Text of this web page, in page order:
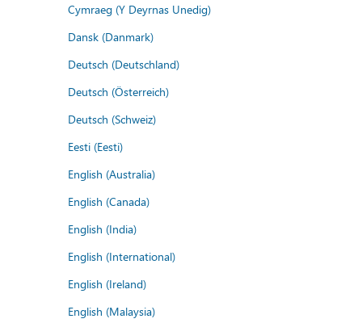
Cymraeg (Y Deyrnas Unedig)
Dansk (Danmark)
Deutsch (Deutschland)
Deutsch (Österreich)
Deutsch (Schweiz)
Eesti (Eesti)
English (Australia)
English (Canada)
English (India)
English (International)
English (Ireland)
English (Malaysia)